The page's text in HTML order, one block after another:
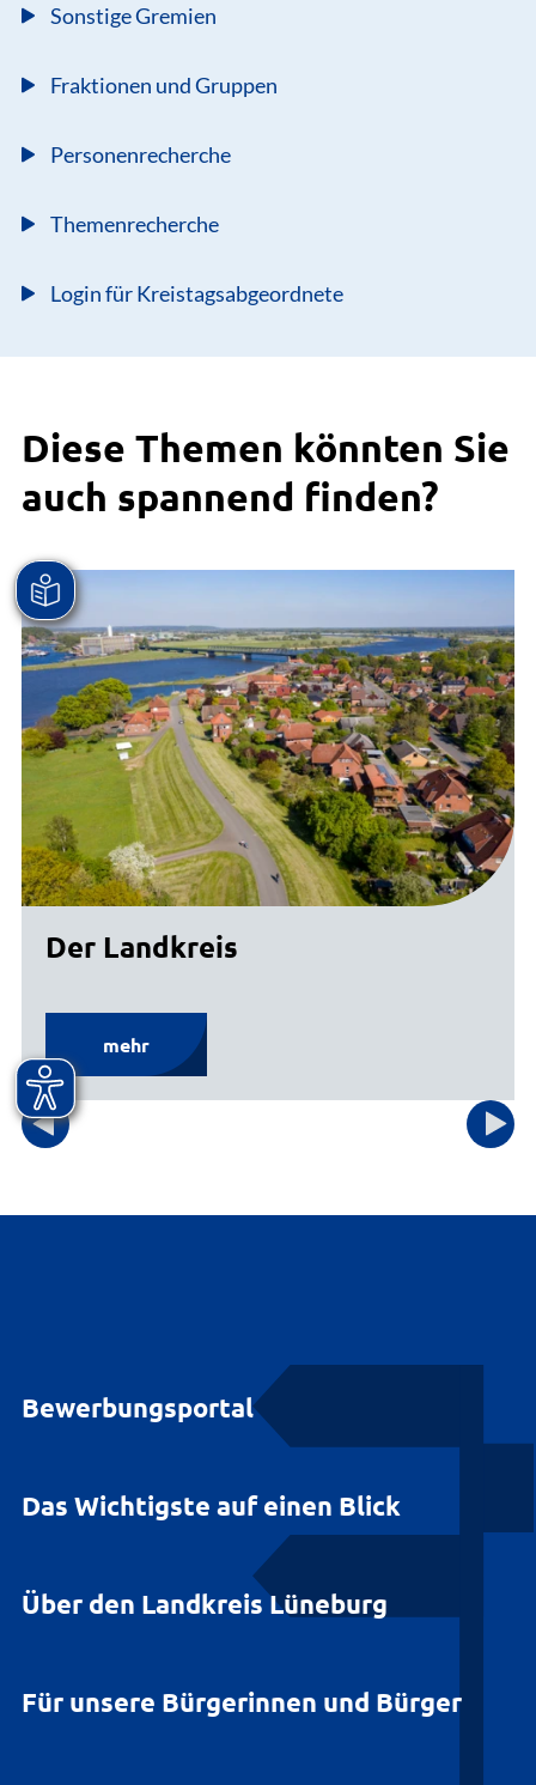
Sonstige Gremien
Fraktionen und Gruppen
Personenrecherche
Themenrecherche
Login für Kreistagsabgeordnete
Diese Themen könnten Sie
auch spannend finden?
Der Landkreis
mehr
Bewerbungsportal
Das Wichtigste auf einen Blick
Über den Landkreis Lüneburg
Für unsere Bürgerinnen und Bürger